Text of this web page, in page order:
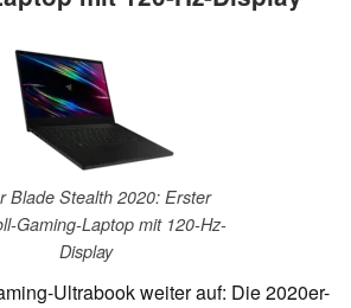
Blade Stealth 2020: Erster
Gaming-Laptop mit 120-Hz-
Display
Ultrabook weiter auf: Die 2020er-